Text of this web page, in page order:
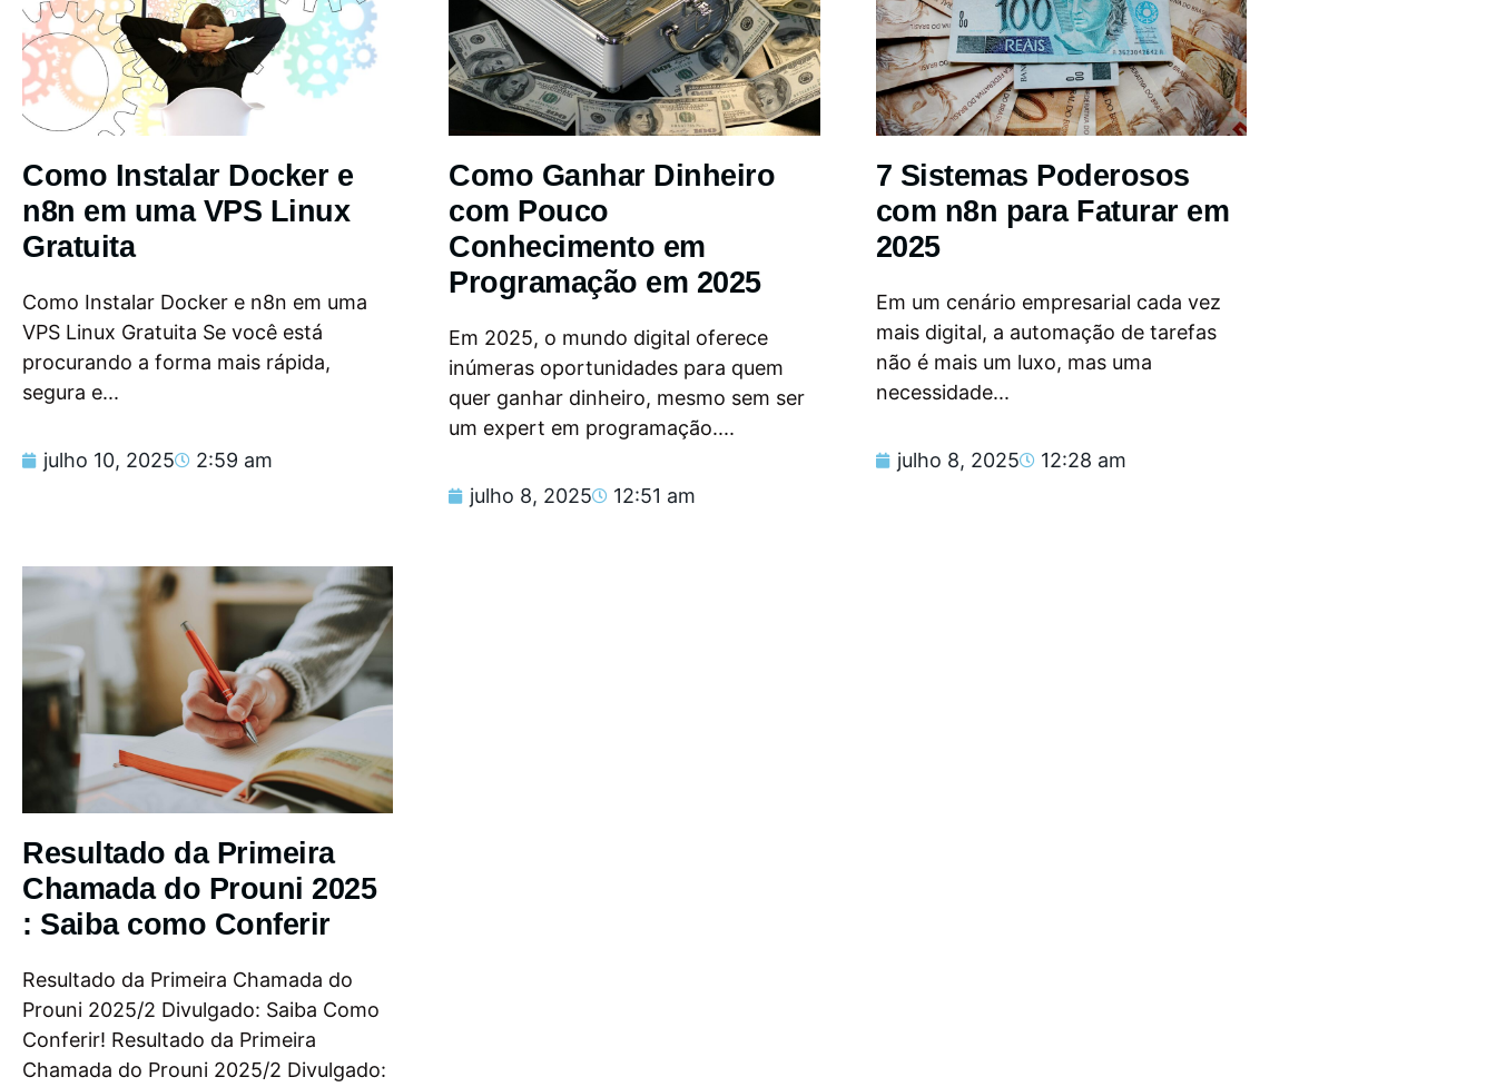
Como Instalar Docker e
n8n em uma VPS Linux
Gratuita
Como Instalar Docker e n8n em uma
VPS Linux Gratuita Se você está
procurando a forma mais rápida,
segura e...
julho 10, 2025 2:59 am
Como Ganhar Dinheiro
com Pouco
Conhecimento em
Programação em 2025
Em 2025, o mundo digital oferece
inúmeras oportunidades para quem
quer ganhar dinheiro, mesmo sem ser
um expert em programação....
julho 8, 2025 12:51 am
7 Sistemas Poderosos
com n8n para Faturar em
2025
Em um cenário empresarial cada vez
mais digital, a automação de tarefas
não é mais um luxo, mas uma
necessidade...
julho 8, 2025 12:28 am
Resultado da Primeira
Chamada do Prouni 2025
: Saiba como Conferir
Resultado da Primeira Chamada do
Prouni 2025/2 Divulgado: Saiba Como
Conferir! Resultado da Primeira
Chamada do Prouni 2025/2 Divulgado: